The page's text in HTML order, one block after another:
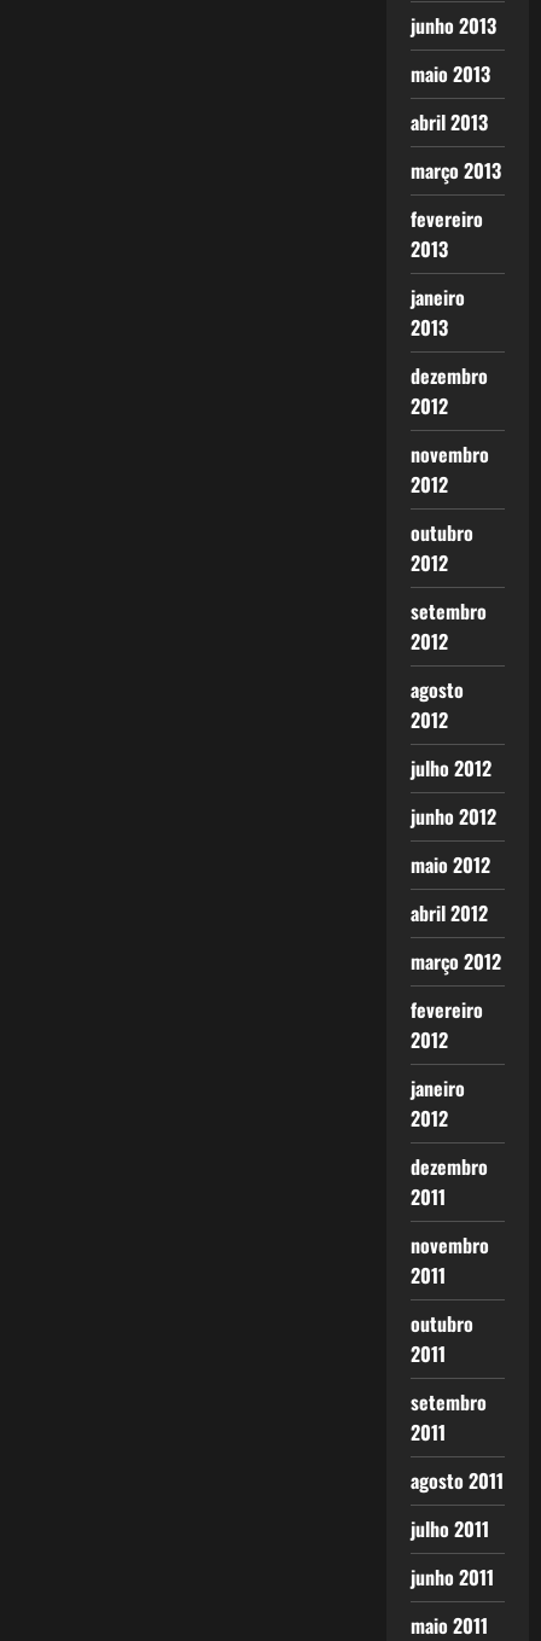
junho 2013
maio 2013
abril 2013
março 2013
fevereiro
2013
janeiro
2013
dezembro
2012
novembro
2012
outubro
2012
setembro
2012
agosto
2012
julho 2012
junho 2012
maio 2012
abril 2012
março 2012
fevereiro
2012
janeiro
2012
dezembro
2011
novembro
2011
outubro
2011
setembro
2011
agosto 2011
julho 2011
junho 2011
maio 2011